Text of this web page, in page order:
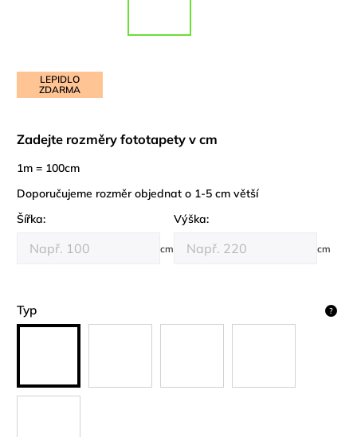
LEPIDLO
ZDARMA
Zadejte rozměry fototapety v cm
1m = 100cm
Doporučujeme rozměr objednat o 1-5 cm větší
Šířka:
cm
Výška:
cm
Typ ?